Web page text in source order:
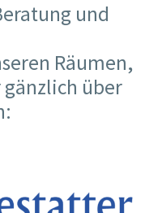
und
Räumen,
gänzlich über